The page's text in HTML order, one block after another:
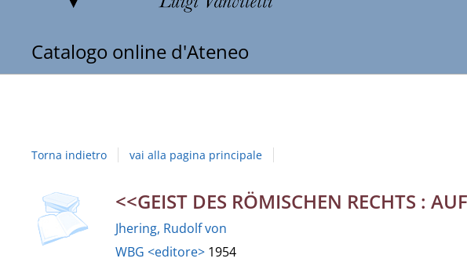
Catalogo online d'Ateneo
degli
Campania
"Luigi
Torna indietro vai alla pagina principale
Dettaglio
del
copertina <<GEIST DES RÖMISCHEN RECHTS :
Jhering, Rudolf von
WBG <editore> 1954